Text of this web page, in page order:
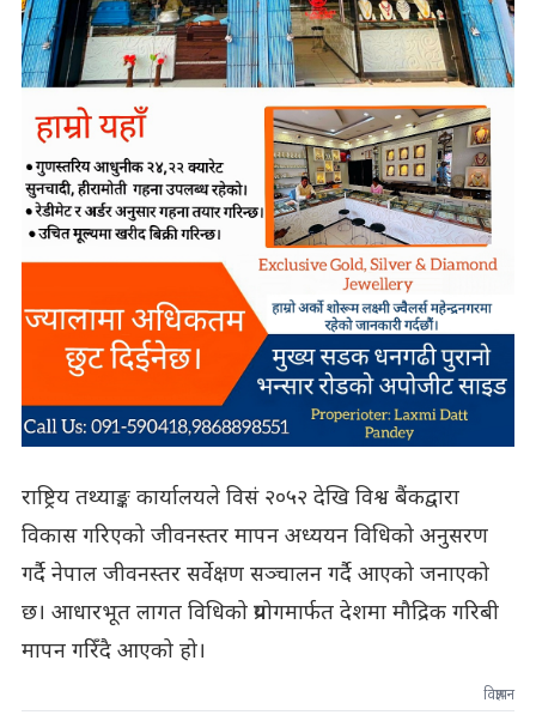
राष्ट्रिय तथ्याङ्क कार्यालयले विसं २०५२ देखि विश्व बैंकद्वारा
विकास गरिएको जीवनस्तर मापन अध्ययन विधिको अनुसरण
गर्दै नेपाल जीवनस्तर सर्वेक्षण सञ्चालन गर्दै आएको जनाएको
छ। आधारभूत लागत विधिको प्रयोगमार्फत देशमा मौद्रिक गरिबी
मापन गरिँदै आएको हो।
विज्ञापन